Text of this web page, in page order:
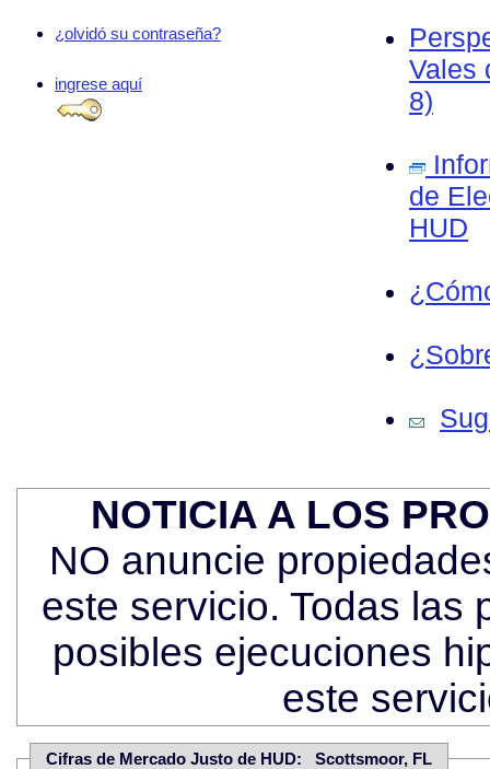
¿olvidó su contraseña?
ingrese aquí
Vales
8)
de
HUD
NOTICIA A LOS
NO anuncie
este servicio. Todas las
posibles ejecuciones
este
Cifras de Mercado Justo de HUD: Scottsmoor, FL